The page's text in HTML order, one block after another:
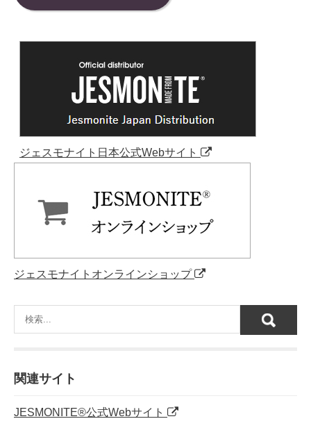
ジェスモナイト日本公式Webサイト
ジェスモナイトオンラインショップ
関連サイト
JESMONITE®公式Webサイト